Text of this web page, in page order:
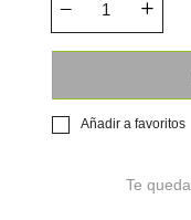
Añadir a favoritos
Te